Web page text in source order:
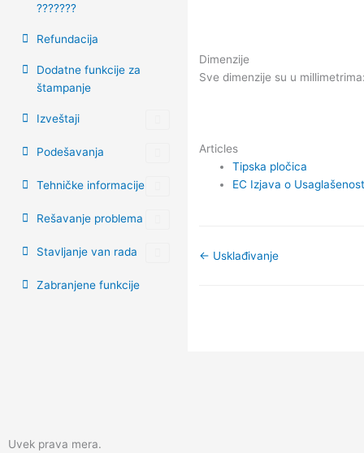
???????
Refundacija
Dodatne funkcije za
štampanje
Izveštaji
Podešavanja
Tehničke informacije
Rešavanje problema
Stavljanje van rada
Zabranjene funkcije
Dimenzije
Sve dimenzije su u
Articles
Tipska pločica
EC Izjava o
← Usklađivanje
Uvek prava mera.